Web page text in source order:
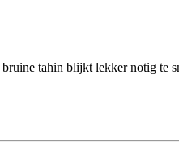
tahin blijkt lekker notig te